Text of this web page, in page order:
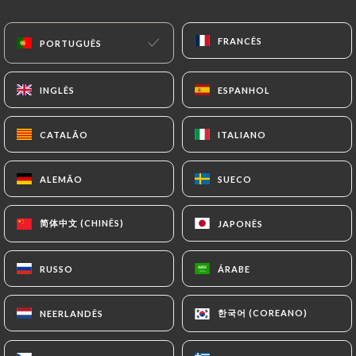
PORTUGUÊS FRANCÊS
INGLÊS ESPANHOL
CATALÃO ITALIANO
ALEMÃO SUECO
简体中文 (CHINÊS) JAPONÊS
RUSSO ÁRABE
NEERLANDÊS 한국어 (COREANO)
PÁGINA INICIAL/CONTACTO
Contacto
Café de L'Industrie
PORTUGUÊS FRANCÊS
INGLÊS ESPANHOL
CATALÃO ITALIANO
ALEMÃO SUECO
简体中文 (CHINÊS) JAPONÊS
RUSSO ÁRABE
NEERLANDÊS 한국어 (COREANO)